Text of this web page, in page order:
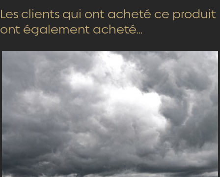
Les clients qui ont acheté ce produit
ont également acheté...